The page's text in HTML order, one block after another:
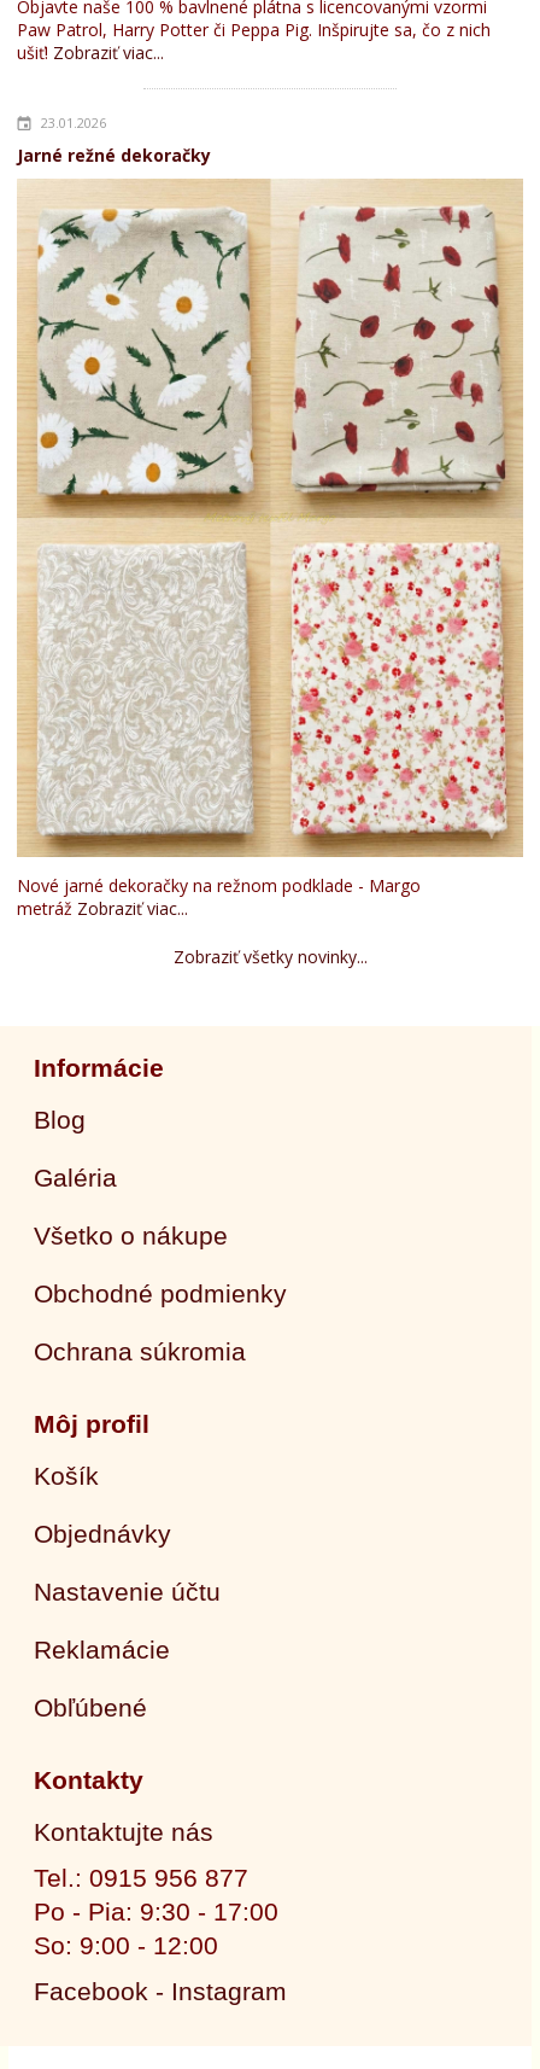
Objavte naše 100 % bavlnené plátna s licencovanými vzormi
Paw Patrol, Harry Potter či Peppa Pig. Inšpirujte sa, čo z nich
ušiť! Zobraziť viac...
23.01.2026
Jarné režné dekoračky
Nové jarné dekoračky na režnom podklade - Margo
metráž Zobraziť viac...
Zobraziť všetky novinky...
Informácie
Blog
Galéria
Všetko o nákupe
Obchodné podmienky
Ochrana súkromia
Môj profil
Košík
Objednávky
Nastavenie účtu
Reklamácie
Obľúbené
Kontakty
Kontaktujte nás
Tel.: 0915 956 877
Po - Pia: 9:30 - 17:00
So: 9:00 - 12:00
Facebook - Instagram